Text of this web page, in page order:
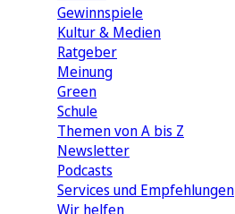
Gewinnspiele
Kultur & Medien
Ratgeber
Meinung
Green
Schule
Themen von A bis Z
Newsletter
Podcasts
Services und Empfehlungen
Wir helfen